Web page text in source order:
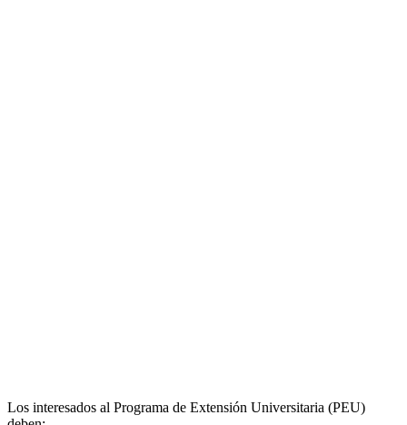
Los interesados al Programa de Extensión Universitaria (PEU)